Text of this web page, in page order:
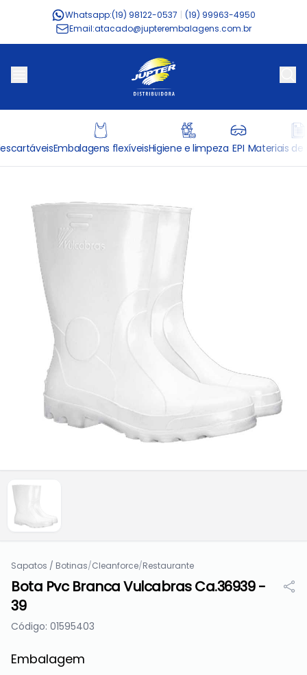
Whatsapp:(19) 98122-0537
(19) 99963-4950
Email:atacado@jupterembalagens.com.br
Embalagens flexíveisHigiene e limpeza EPI Materiais de
Sapatos / Botinas/Cleanforce/Restaurante
Bota Pvc Branca Vulcabras Ca.36939 -
39
Código: 01595403
Embalagem